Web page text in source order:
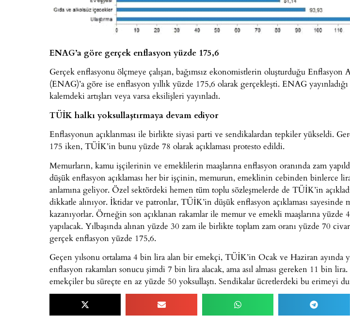
ENAG’a göre gerçek enflasyon yüzde 175,6
Gerçek enflasyonu ölçmeye çalışan, bağımsız ekonomistlerin oluşturduğu Enflasyon
(ENAG)’a göre ise enflasyon yıllık yüzde 175,6 olarak gerçekleşti. ENAG
kalemdeki artışları veya varsa eksilişleri yayınladı.
TÜİK halkı yoksullaştırmaya devam ediyor
Enflasyonun açıklanması ile birlikte siyasi parti ve sendikalardan tepkiler yükseldi.
175 iken, TÜİK’in bunu yüzde 78 olarak açıklaması protesto edildi.
Memurların, kamu işçilerinin ve emeklilerin maaşlarına enflasyon oranında zam
düşük enflasyon açıklaması her bir işçinin, memurun, emeklinin cebinden binlerce
anlamına geliyor. Özel sektördeki hemen tüm toplu sözleşmelerde de TÜİK’in
dikkatle alınıyor. İktidar ve patronlar, TÜİK’in düşük enflasyon açıklaması sayesinde
kazanıyorlar. Örneğin son açıklanan rakamlar ile memur ve emekli maaşlarına yüzde
yapılacak. Yılbaşında alınan yüzde 30 zam ile birlikte toplam zam oranı yüzde 70
gerçek enflasyon yüzde 175,6.
Geçen yılsonu ortalama 4 bin lira alan bir emekçi, TÜİK’in Ocak ve Haziran ayında
enflasyon rakamları sonucu şimdi 7 bin lira alacak, ama asıl alması gereken 11 bin
emekçiler bu süreçte en az yüzde 50 yoksullaştı. Sendikalar ücretlerdeki bu erimeyi